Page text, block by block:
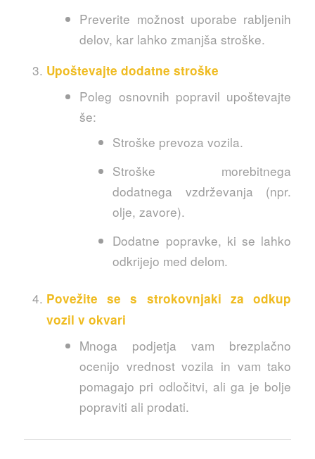
Preverite možnost uporabe rabljenih
delov, kar lahko zmanjša stroške.
Upoštevajte dodatne stroške
Poleg osnovnih popravil upoštevajte
še:
Stroške prevoza vozila.
Stroške morebitnega
dodatnega vzdrževanja (npr.
olje, zavore).
Dodatne popravke, ki se lahko
odkrijejo med delom.
Povežite se s strokovnjaki za odkup
vozil v okvari
Mnoga podjetja vam brezplačno
ocenijo vrednost vozila in vam tako
pomagajo pri odločitvi, ali ga je bolje
popraviti ali prodati.